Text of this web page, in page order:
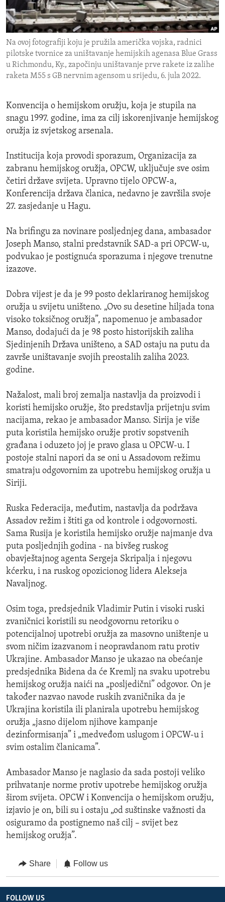
ENVIRONMENT AND HEALTH
IDEALS AND INSTITUTIONS
Na ovoj fotografiji koju je pružila američka vojska, radnici
pilotske tvornice za uništavanje hemijskih agenasa Blue Grass
u Richmondu, Ky., započinju uništavanje prve rakete iz zalihe
raketa M55 s GB nervnim agensom u srijedu, 6. jula 2022.
Konvencija o hemijskom oružju, koja je stupila na
snagu 1997. godine, ima za cilj iskorenjivanje hemijskog
oružja iz svjetskog arsenala.
Institucija koja provodi sporazum, Organizacija za
zabranu hemijskog oružja, OPCW, uključuje sve osim
četiri države svijeta. Upravno tijelo OPCW-a,
Konferencija država članica, nedavno je završila svoje
27. zasjedanje u Hagu.
Na brifingu za novinare posljednjeg dana, ambasador
Joseph Manso, stalni predstavnik SAD-a pri OPCW-u,
podvukao je postignuća sporazuma i njegove trenutne
izazove.
Dobra vijest je da je 99 posto deklariranog hemijskog
oružja u svijetu uništeno. „Ovo su desetine hiljada tona
visoko toksičnog oružja”, napomenuo je ambasador
Manso, dodajući da je 98 posto historijskih zaliha
Sjedinjenih Država uništeno, a SAD ostaju na putu da
završe uništavanje svojih preostalih zaliha 2023.
godine.
Nažalost, mali broj zemalja nastavlja da proizvodi i
koristi hemijsko oružje, što predstavlja prijetnju svim
nacijama, rekao je ambasador Manso. Sirija je više
puta koristila hemijsko oružje protiv sopstvenih
građana i oduzeto joj je pravo glasa u OPCW-u. I
postoje stalni napori da se oni u Assadovom režimu
smatraju odgovornim za upotrebu hemijskog oružja u
Siriji.
Ruska Federacija, međutim, nastavlja da podržava
Assadov režim i štiti ga od kontrole i odgovornosti.
Sama Rusija je koristila hemijsko oružje najmanje dva
puta posljednjih godina - na bivšeg ruskog
obavještajnog agenta Sergeja Skripalja i njegovu
kćerku, i na ruskog opozicionog lidera Alekseja
Navaljnog.
Osim toga, predsjednik Vladimir Putin i visoki ruski
zvaničnici koristili su neodgovornu retoriku o
potencijalnoj upotrebi oružja za masovno uništenje u
svom ničim izazvanom i neopravdanom ratu protiv
Ukrajine. Ambasador Manso je ukazao na obećanje
predsjednika Bidena da će Kremlj na svaku upotrebu
hemijskog oružja naići na „posljedični” odgovor. On je
također nazvao navode ruskih zvaničnika da je
Ukrajina koristila ili planirala upotrebu hemijskog
oružja „jasno dijelom njihove kampanje
dezinformisanja” i „medveđom uslugom i OPCW-u i
svim ostalim članicama”.
Ambasador Manso je naglasio da sada postoji veliko
prihvatanje norme protiv upotrebe hemijskog oružja
širom svijeta. OPCW i Konvencija o hemijskom oružju,
izjavio je on, bili su i ostaju „od suštinske važnosti da
osiguramo da postignemo naš cilj – svijet bez
hemijskog oružja”.
Share Follow us
FOLLOW US